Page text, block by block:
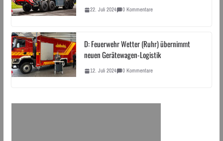
22. Juli 2024 0 Kommentare
D: Feuerwehr Wetter (Ruhr) übernimmt
neuen Gerätewagen-Logistik
12. Juli 2024 0 Kommentare